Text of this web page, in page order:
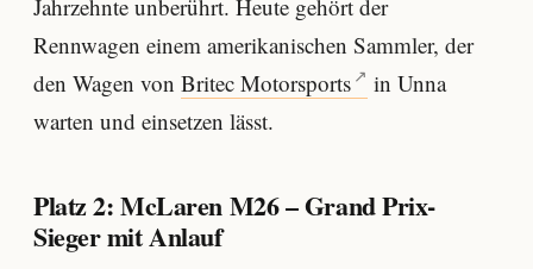
Jahrzehnte unberührt. Heute gehört der
Rennwagen einem amerikanischen Sammler, der
den Wagen von Britec Motorsports
in Unna
warten und einsetzen lässt.
Platz 2: McLaren M26 – Grand Prix-
Sieger mit Anlauf